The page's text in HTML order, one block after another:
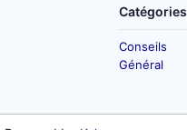
Catégories
Conseils
Général